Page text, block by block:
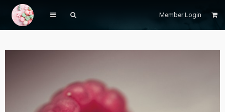
Member Login